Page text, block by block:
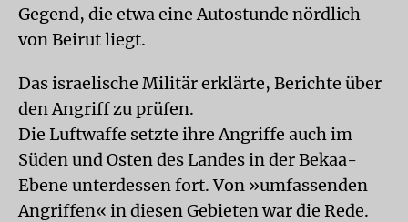
Gegend, die etwa eine Autostunde nördlich
von Beirut liegt.
Das israelische Militär erklärte, Berichte über
den Angriff zu prüfen.
Die Luftwaffe setzte ihre Angriffe auch im
Süden und Osten des Landes in der Bekaa-
Ebene unterdessen fort. Von »umfassenden
Angriffen« in diesen Gebieten war die Rede.